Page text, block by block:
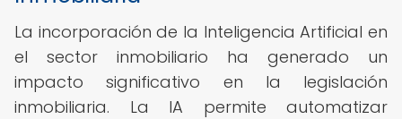
La incorporación de la Inteligencia Artificial en
el sector inmobiliario ha generado un
impacto significativo en la legislación
inmobiliaria. La IA permite automatizar